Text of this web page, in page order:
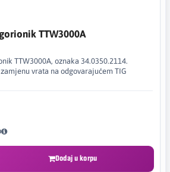
TTW3000A
TTW3000A, oznaka 34.0350.2114.
vrata na odgovarajućem TIG
Dodaj u korpu